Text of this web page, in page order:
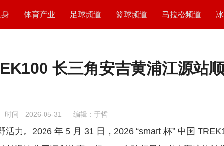
体育产业 足球频道 篮球频道 马拉松频道
长三角安吉黄浦江源站
时间：2026-05-31 编辑：于哲
力。2026 年 5 月 31 日，2026 “smart 杯” 中国